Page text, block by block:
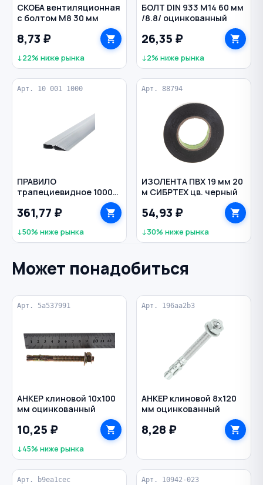
СКОБА вентиляционная
с болтом М8 30 мм
8,73 ₽
↓22% ниже рынка
БОЛТ DIN 933 M14 60 мм
/8.8/ оцинкованный
26,35 ₽
↓2% ниже рынка
Арт. 10 001 1000
ПРАВИЛО
трапециевидное 1000
ИНСТРУМЕНТ
361,77 ₽
↓50% ниже рынка
Арт. 88794
ИЗОЛЕНТА ПВХ 19 мм 20
м СИБРТЕХ цв. черный
54,93 ₽
↓30% ниже рынка
Может понадобиться
Арт. 5a537991
АНКЕР клиновой 10х100
мм оцинкованный
10,25 ₽
↓45% ниже рынка
Арт. 196aa2b3
АНКЕР клиновой 8х120
мм оцинкованный
8,28 ₽
Арт. b9ea1cec Арт. 10942-023